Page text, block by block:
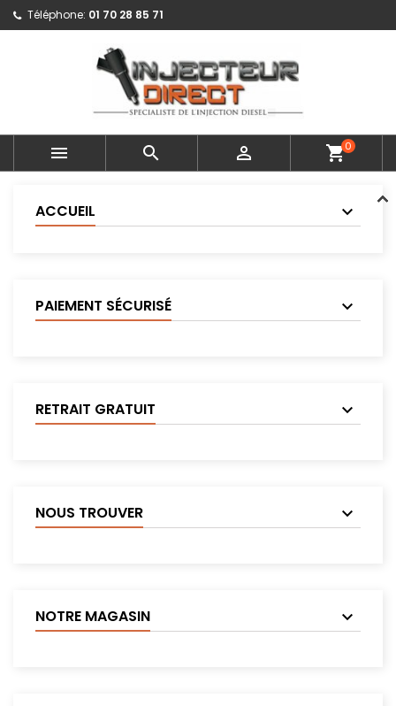
Téléphone: 01 70 28 85 71
   shopping_cart0
ACCUEIL
PAIEMENT SÉCURISÉ
RETRAIT GRATUIT
NOUS TROUVER
NOTRE MAGASIN